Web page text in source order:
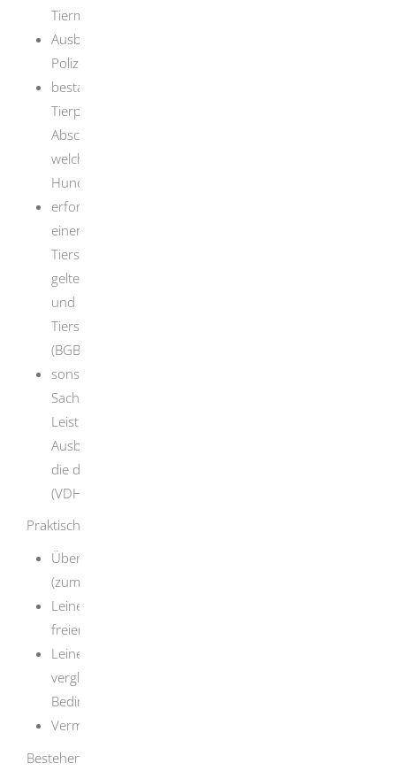
Tiermedizin,
Ausbildung als Polizeihundeführer oder
Polizeihundeführerin,
bestandene Abschlussprüfung in dem Beruf
Tierpfleger oder Tierpflegerin oder
Abschluss der Ausbildung zu einem anderen Beruf,
welche die erforderliche Sachkunde im Umgang mit
Hunden vermittelt,
erforderliche Kenntnisse und Fähigkeiten im Rahm
einer Erlaubniserteilung
Tierschutzgesetz in der bis zum 13. Juli 2013
geltenden Fassung in Verbindung mit § 21 Absatz 5
und § 11 Absatz 1 Nummer 3, 4 und 8 des
Tierschutzgesetzes in der Fassung vom 20.12.2022
(BGBl. I, Seite 2752), bezogen auf Hunde,
sonstiger Nachweis über die erforderliche
Sachkunde, zum Beispiel durch L
Leistungsrichterinnen, Ausbildungsleiter oder
Ausbildungsleiterinnen von Hundesportverbänden,
die dem Verband des Deutschen Hundewesens e.V.
(VDH) angeschlossen sind.
Praktischer Teil
Überprüfung des Grundgehorsams des Hundes
(zum Beispiel in gewohnter und fremder Umgebung)
Leinenführigkeit auf einem Übungsplatz oder einem
freien Gelände mit und ohne Ablenkung
Leinenführigkeit im Straßenverkehr oder in einer
vergleichbaren Situation auch unter erschwerten
Bedingungen
Vermeiden und Bewältigen gefährlicher Situationen
Bestehen der Prüfung